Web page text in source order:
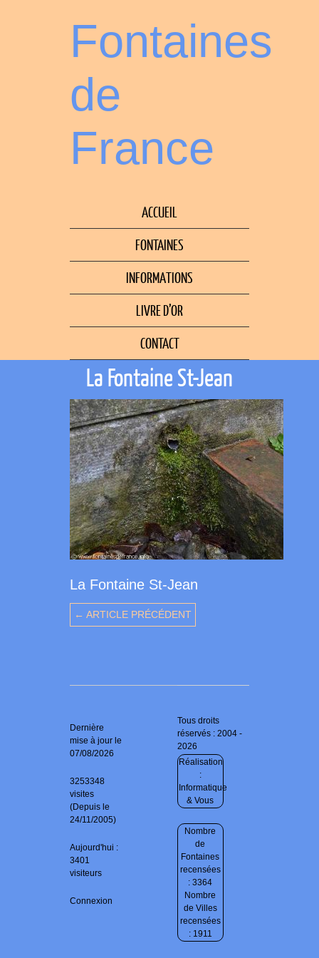
Fontaines
de
France
ACCUEIL
FONTAINES
INFORMATIONS
LIVRE D’OR
CONTACT
La Fontaine St-Jean
La Fontaine St-Jean
← ARTICLE PRÉCÉDENT
Dernière
mise à jour le
07/08/2026
3253348
visites
(Depuis le
24/11/2005)
Aujourd'hui :
3401
visiteurs
Connexion
Tous droits
réservés : 2004 -
2026
Réalisation
:
Informatique
& Vous
Nombre
de
Fontaines
recensées
: 3364
Nombre
de Villes
recensées
: 1911